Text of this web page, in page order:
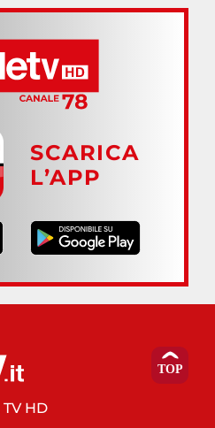
SCARICA
L’APP
HD